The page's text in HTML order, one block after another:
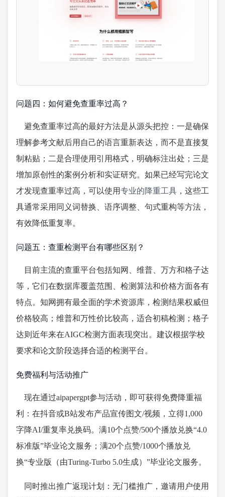
问题四：如何避免查重率过高？
避免查重率过高的最好方法是从源头把控：一是确保
理解参考文献后用自己的语言重新表达，而不是直接复
制粘贴；二是合理使用引用格式，明确标注出处；三是
增加原创性的案例分析和实证研究。如果已经写完论文
才发现查重率过高，可以使用专业的降重工具 ，这些工
具通常采用同义词替换、语序调整、句式重构等方法，
有效降低重复率。
问题五：查重检测平台有哪些区别？
目前主流的查重平台包括知网、维普、万方和格子达
等，它们在数据库覆盖范围、检测算法和价格方面各有
特点。知网拥有最全面的学术资源库，检测结果权威但
价格较高；维普和万性价比较高，适合初稿检测；格子
达则近年来在AIGC检测方面表现突出。建议根据学校
要求和论文阶段选择合适的检测平台。
免费福利与活动推广
现在通过aipapergpt参与活动，即可获得免费降重福
利：在抖音或B站发布产品宣传图文/视频，立得1,000
字降AI/重复率兑换码。满10个点赞/500个播放兑换“4.0
标准版”毕业论文服务；满20个点赞/1000个播放兑
换“专业版（由Turing-Turbo 5.0生成）”毕业论文服务。
同时推出推广返现计划：无门槛推广，邀请用户使用